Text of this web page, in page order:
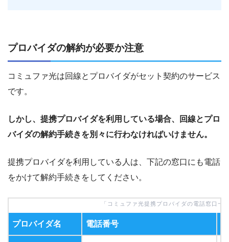
プロバイダの解約が必要か注意
コミュファ光は回線とプロバイダがセット契約のサービス
です。
しかし、提携プロバイダを利用している場合、回線とプロ
バイダの解約手続きを別々に行わなければいけません。
提携プロバイダを利用している人は、下記の窓口にも電話
をかけて解約手続きをしてください。
「コミュファ光提携プロバイダの電話窓口一
プロバイダ名 電話番号